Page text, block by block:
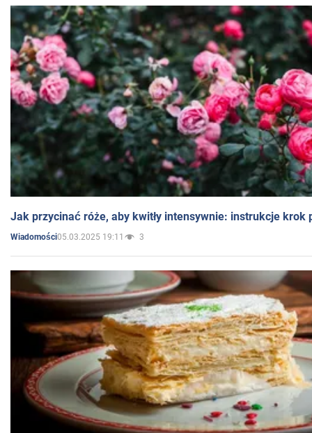
Jak przycinać róże, aby kwitły intensywnie: instrukcje krok
Wiadomości05.03.2025 19:11 3